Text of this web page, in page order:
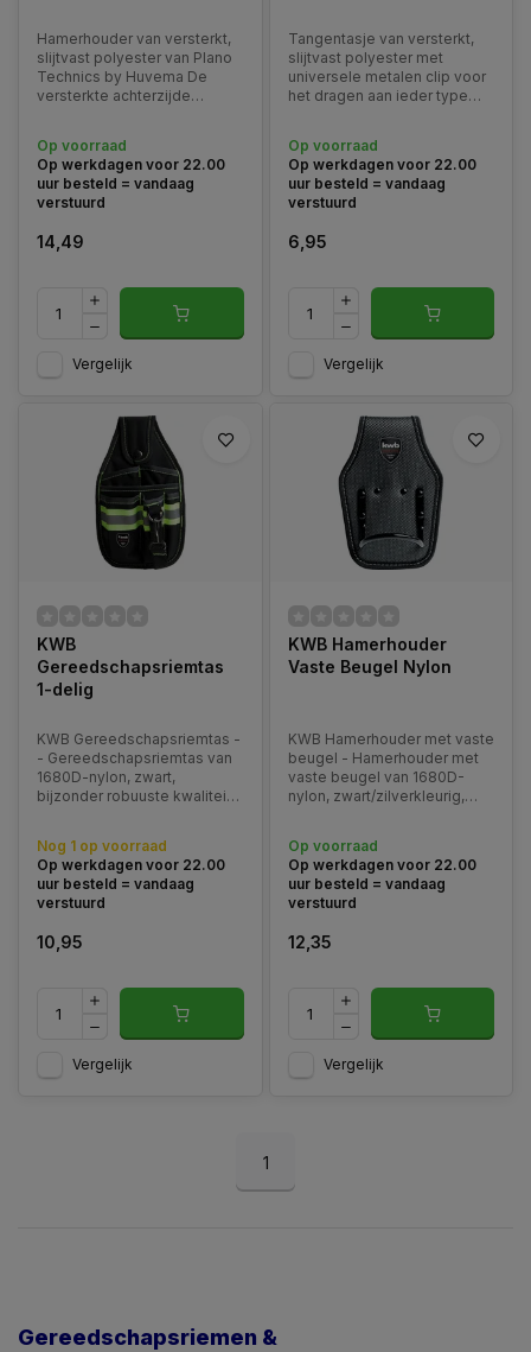
Hamerhouder van versterkt,
slijtvast polyester van Plano
Technics by Huvema De
versterkte achterzijde
type hamer. Toebehoren:
verstelbare riem type 530TB.
Op voorraad
Op werkdagen voor 22.00
uur besteld = vandaag
verstuurd
14,49
Vergelijk
Tangentasje van versterkt,
slijtvast polyester met
universele metalen clip voor
het dragen aan ieder type
Toebehoren: verstelbare
riem type 530TB.
Op voorraad
Op werkdagen voor 22.00
uur besteld = vandaag
verstuurd
6,95
Vergelijk
KWB
Gereedschapsriemtas
1-delig
KWB Gereedschapsriemtas -
- Gereedschapsriemtas van
1680D-nylon, zwart,
bijzonder robuuste kwaliteit,
veiligheidsstrook.
Nog 1 op voorraad
Op werkdagen voor 22.00
uur besteld = vandaag
verstuurd
10,95
Vergelijk
KWB Hamerhouder
Vaste Beugel Nylon
KWB Hamerhouder met vaste
beugel - Hamerhouder met
vaste beugel van 1680D-
nylon, zwart/zilverkleurig,
Op voorraad
Op werkdagen voor 22.00
uur besteld = vandaag
verstuurd
12,35
Vergelijk
1
Gereedschapsriemen &